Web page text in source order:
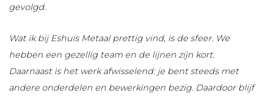
gevolgd.
Wat ik bij Eshuis Metaal prettig vind, is de sfeer. We
hebben een gezellig team en de lijnen zijn kort.
Daarnaast is het werk afwisselend: je bent steeds met
andere onderdelen en bewerkingen bezig. Daardoor blijf